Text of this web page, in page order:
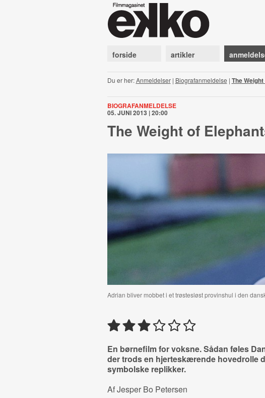
forside artikler
Du er her:Anmeldelser| Biografanmeldelse | The
BIOGRAFANMELDELSE
05. JUNI 2013 | 20:00
The Weight of
Adrian bliver mobbet i et trøstesløst provinshul i den
En børnefilm for voksne. Sådan føles
der trods en hjerteskærende hovedrolle
symbolske replikker.
Af Jesper Bo Petersen